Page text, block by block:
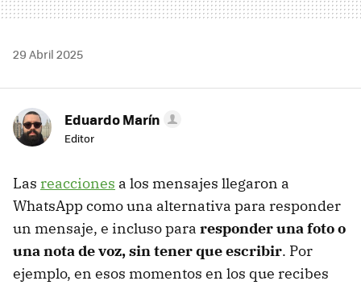
29 Abril 2025
Eduardo Marín
Editor
Las reacciones a los mensajes llegaron a
WhatsApp como una alternativa para responder
un mensaje, e incluso para responder una foto o
una nota de voz, sin tener que escribir. Por
ejemplo, en esos momentos en los que recibes